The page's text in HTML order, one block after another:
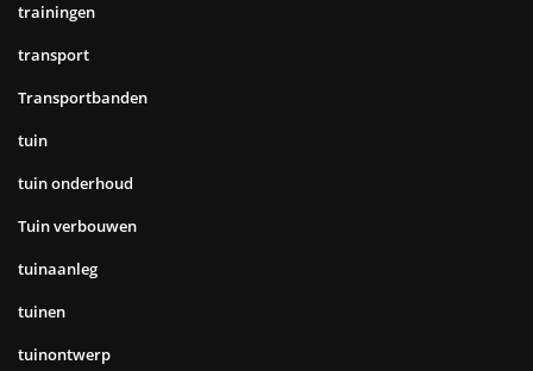
trainingen
transport
Transportbanden
tuin
tuin onderhoud
Tuin verbouwen
tuinaanleg
tuinen
tuinontwerp